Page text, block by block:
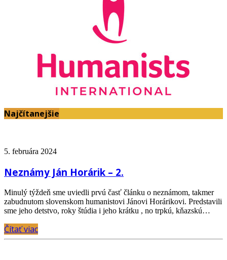
Najčítanejšie
5. februára 2024
Neznámy Ján Horárik – 2.
Minulý týždeň sme uviedli prvú časť článku o neznámom, takmer
zabudnutom slovenskom humanistovi Jánovi Horárikovi. Predstavili
sme jeho detstvo, roky štúdia i jeho krátku , no trpkú, kňazskú…
Čítať viac